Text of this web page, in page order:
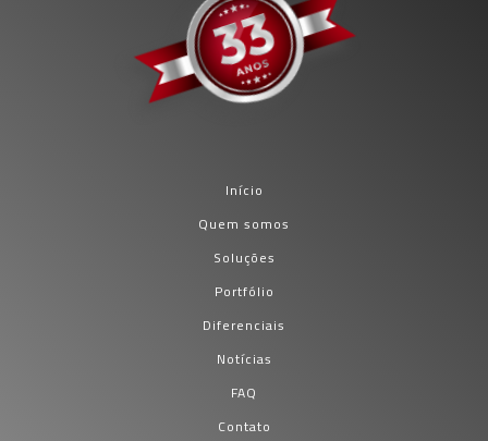
Início
Quem somos
Soluções
Portfólio
Diferenciais
Notícias
FAQ
Contato